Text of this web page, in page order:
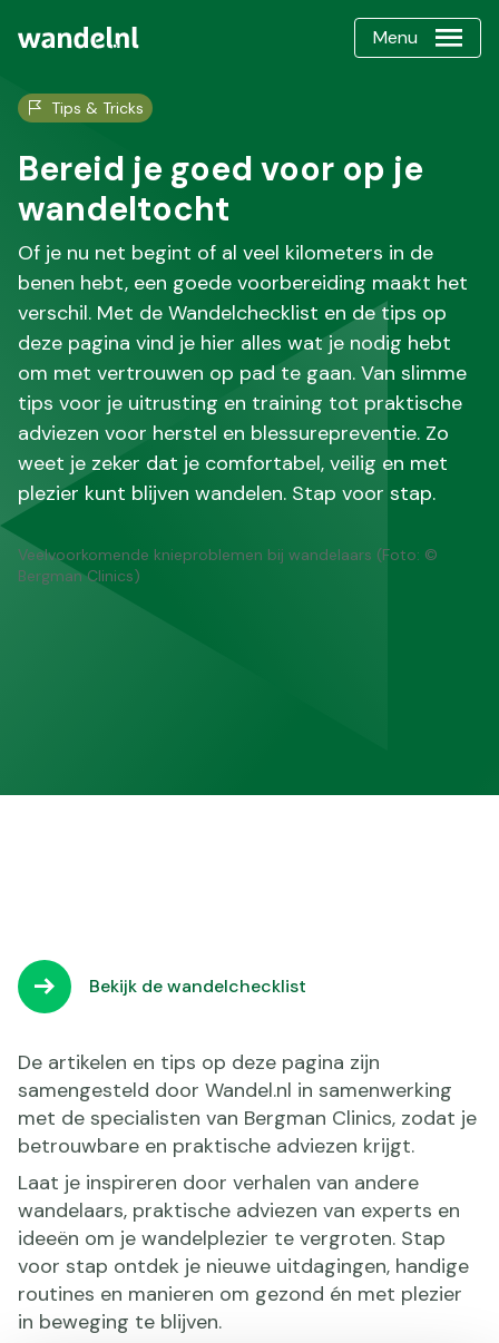
Menu
Tips & Tricks
Bereid je goed voor op je
wandeltocht
Of je nu net begint of al veel kilometers in de
benen hebt, een goede voorbereiding maakt het
verschil. Met de Wandelchecklist en de tips op
deze pagina vind je hier alles wat je nodig hebt
om met vertrouwen op pad te gaan. Van slimme
tips voor je uitrusting en training tot praktische
adviezen voor herstel en blessurepreventie. Zo
weet je zeker dat je comfortabel, veilig en met
plezier kunt blijven wandelen. Stap voor stap.
Veelvoorkomende knieproblemen bij wandelaars (Foto: ©
Bergman Clinics)
Bekijk de wandelchecklist
De artikelen en tips op deze pagina zijn
samengesteld door Wandel.nl in samenwerking
met de specialisten van Bergman Clinics, zodat je
betrouwbare en praktische adviezen krijgt.
Laat je inspireren door verhalen van andere
wandelaars, praktische adviezen van experts en
ideeën om je wandelplezier te vergroten. Stap
voor stap ontdek je nieuwe uitdagingen, handige
routines en manieren om gezond én met plezier
in beweging te blijven.